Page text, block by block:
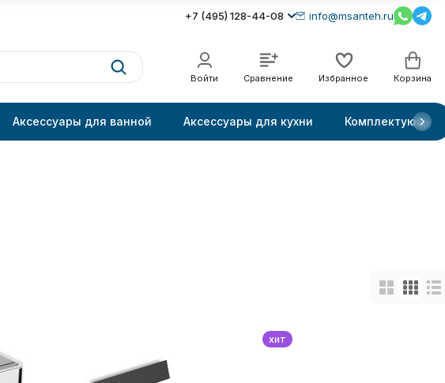
+7 (495) 128-44-08 info@msanteh.ru
Войти Сравнение Избранное Корзина
Аксессуары для ванной Аксессуары для кухни Комплектующие
хит